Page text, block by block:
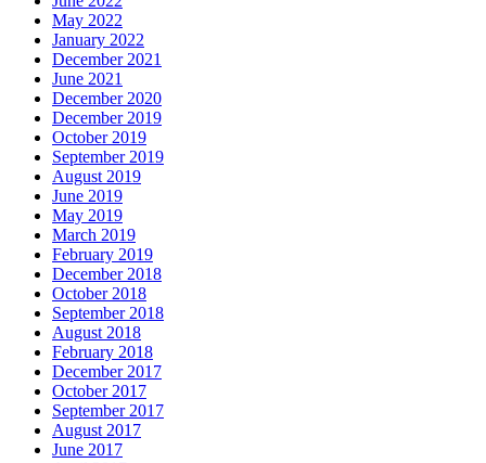
May 2022
January 2022
December 2021
June 2021
December 2020
December 2019
October 2019
September 2019
August 2019
June 2019
May 2019
March 2019
February 2019
December 2018
October 2018
September 2018
August 2018
February 2018
December 2017
October 2017
September 2017
August 2017
June 2017